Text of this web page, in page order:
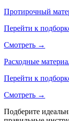
Протирочный
Перейти к
Смотреть →
Расходные
Перейти к
Смотреть →
Подберите